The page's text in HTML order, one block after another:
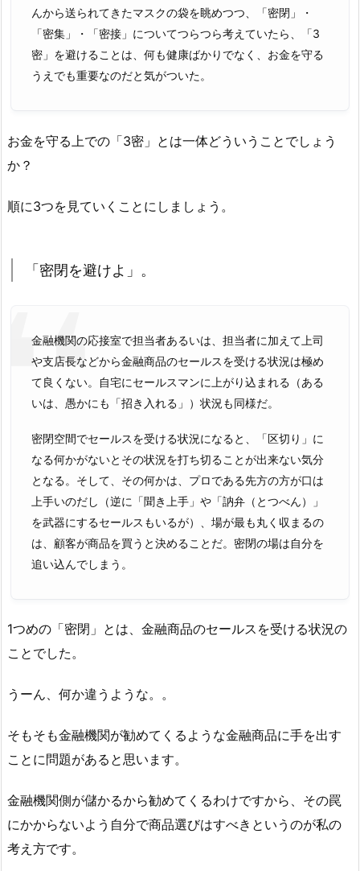
んから送られてきたマスクの袋を眺めつつ、「密閉」・
「密集」・「密接」についてつらつら考えていたら、「3
密」を避けることは、何も健康ばかりでなく、お金を守る
うえでも重要なのだと気がついた。
お金を守る上での「3密」とは一体どういうことでしょう
か？
順に3つを見ていくことにしましょう。
「密閉を避けよ」。
金融機関の応接室で担当者あるいは、担当者に加えて上司
や支店長などから金融商品のセールスを受ける状況は極め
て良くない。自宅にセールスマンに上がり込まれる（ある
いは、愚かにも「招き入れる」）状況も同様だ。
密閉空間でセールスを受ける状況になると、「区切り」に
なる何かがないとその状況を打ち切ることが出来ない気分
となる。そして、その何かは、プロである先方の方が口は
上手いのだし（逆に「聞き上手」や「訥弁（とつべん）」
を武器にするセールスもいるが）、場が最も丸く収まるの
は、顧客が商品を買うと決めることだ。密閉の場は自分を
追い込んでしまう。
1つめの「密閉」とは、金融商品のセールスを受ける状況の
ことでした。
うーん、何か違うような。。
そもそも金融機関が勧めてくるような金融商品に手を出す
ことに問題があると思います。
金融機関側が儲かるから勧めてくるわけですから、その罠
にかからないよう自分で商品選びはすべきというのが私の
考え方です。